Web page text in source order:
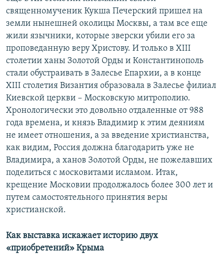
священномученик Кукша Печерский пришел на
земли нынешней околицы Москвы, а там все еще
жили язычники, которые зверски убили его за
проповеданную веру Христову. И только в XIII
столетии ханы Золотой Орды и Константинополь
стали обустраивать в Залесье Епархии, а в конце
XIII столетия Византия образовала в Залесье филиал
Киевской церкви – Московскую митрополию.
Хронологически это довольно отдаленные от 988
года времена, и князь Владимир к этим деяниям
не имеет отношения, а за введение христианства,
как видим, Россия должна благодарить уже не
Владимира, а ханов Золотой Орды, не пожелавших
поделиться с московитами исламом. Итак,
крещение Московии продолжалось более 300 лет и
путем самостоятельного принятия веры
христианской.
Как выставка искажает историю двух
«приобретений» Крыма